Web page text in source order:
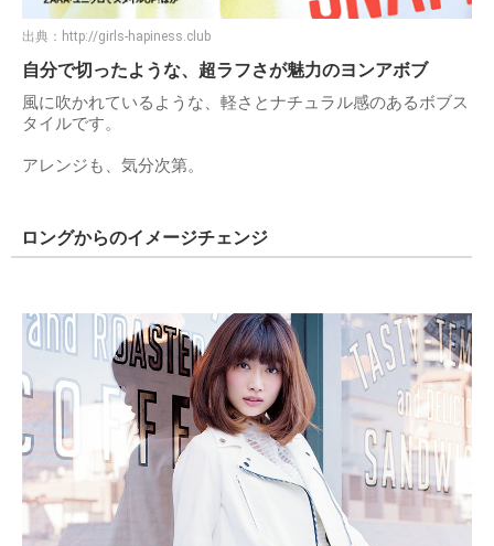
出典： http://girls-hapiness.club
自分で切ったような、超ラフさが魅力のヨンアボブ
風に吹かれているような、軽さとナチュラル感のあるボブス
タイルです。
アレンジも、気分次第。
ロングからのイメージチェンジ